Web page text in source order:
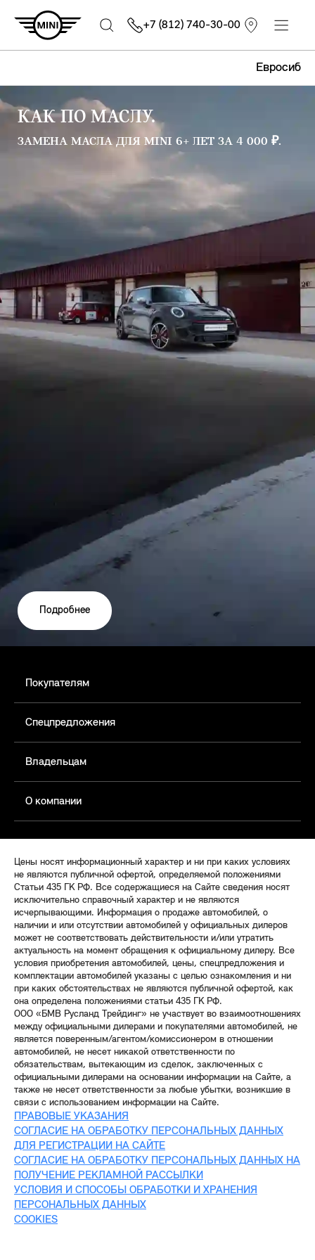
Евросиб
+7 (812) 740-30-00
КАК ПО МАСЛУ.
ЗАМЕНА МАСЛА ДЛЯ MINI 6+ ЛЕТ ЗА 4 000 ₽.
Подробнее
Покупателям
Спецпредложения
Владельцам
О компании
Цены носят информационный характер и ни при каких условиях
не являются публичной офертой, определяемой положениями
Статьи 435 ГК РФ. Все содержащиеся на Сайте сведения носят
исключительно справочный характер и не являются
исчерпывающими. Информация о продаже автомобилей, о
наличии и или отсутствии автомобилей у официальных дилеров
может не соответствовать действительности и/или утратить
актуальность на момент обращения к официальному дилеру. Все
условия приобретения автомобилей, цены, спецпредложения и
комплектации автомобилей указаны с целью ознакомления и ни
при каких обстоятельствах не являются публичной офертой, как
она определена положениями статьи 435 ГК РФ.
ООО «БМВ Русланд Трейдинг» не участвует во взаимоотношениях
между официальными дилерами и покупателями автомобилей, не
является поверенным/агентом/комиссионером в отношении
автомобилей, не несет никакой ответственности по
обязательствам, вытекающим из сделок, заключенных с
официальными дилерами на основании информации на Сайте, а
также не несет ответственности за любые убытки, возникшие в
связи с использованием информации на Сайте.
ПРАВОВЫЕ УКАЗАНИЯ
СОГЛАСИЕ НА ОБРАБОТКУ ПЕРСОНАЛЬНЫХ ДАННЫХ
ДЛЯ РЕГИСТРАЦИИ НА САЙТЕ
СОГЛАСИЕ НА ОБРАБОТКУ ПЕРСОНАЛЬНЫХ ДАННЫХ НА
ПОЛУЧЕНИЕ РЕКЛАМНОЙ РАССЫЛКИ
УСЛОВИЯ И СПОСОБЫ ОБРАБОТКИ И ХРАНЕНИЯ
ПЕРСОНАЛЬНЫХ ДАННЫХ
COOKIES